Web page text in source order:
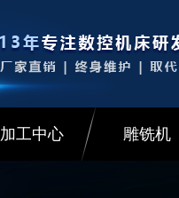
加工中心 雕铣机